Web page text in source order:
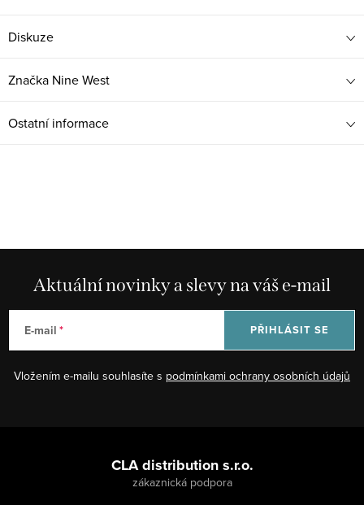
Diskuze
Značka Nine West
Ostatní informace
Aktuální novinky a slevy na váš e-mail
E-mail
Vložením e-mailu souhlasíte s podmínkami ochrany osobních údajů
PŘIHLÁSIT SE
CLA distribution s.r.o.